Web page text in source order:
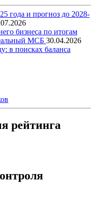
года и прогноз до 2028-
бизнеса по итогам
МСБ 30.04.2026
в поисках баланса
рейтинга